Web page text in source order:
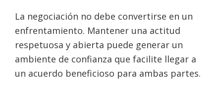
La negociación no debe convertirse en un
enfrentamiento. Mantener una actitud
respetuosa y abierta puede generar un
ambiente de confianza que facilite llegar a
un acuerdo beneficioso para ambas partes.